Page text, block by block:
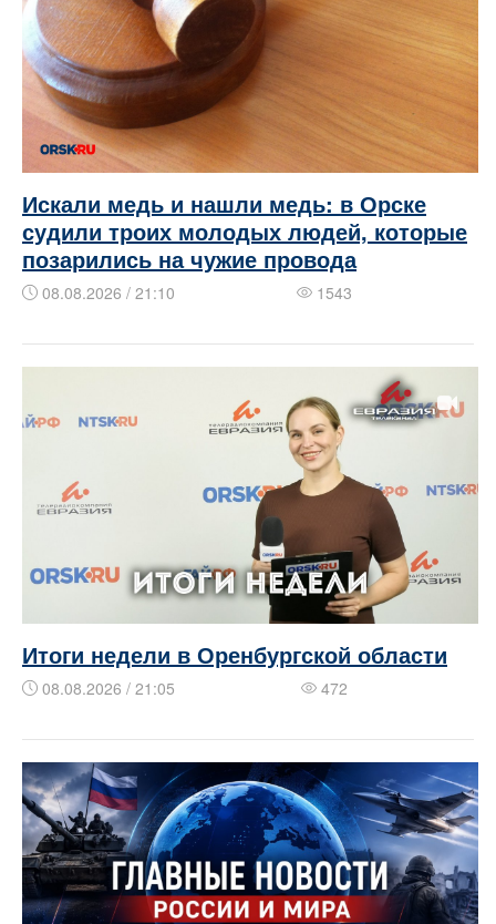
Искали медь и нашли медь: в Орске
судили троих молодых людей, которые
позарились на чужие провода
08.08.2026 / 21:10 1543
Итоги недели в Оренбургской области
08.08.2026 / 21:05 472